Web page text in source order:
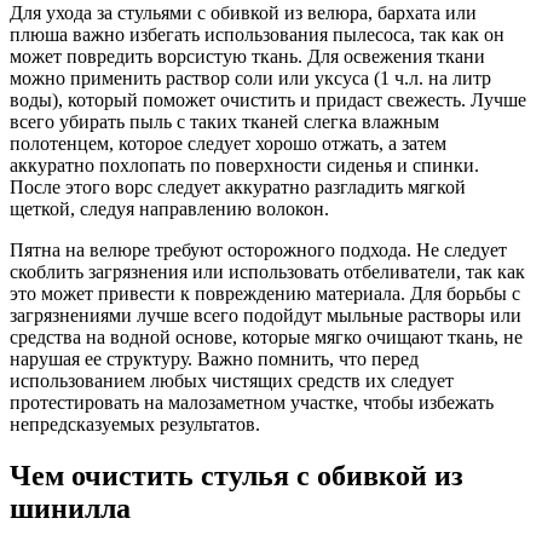
Для ухода за стульями с обивкой из велюра, бархата или
плюша важно избегать использования пылесоса, так как он
может повредить ворсистую ткань. Для освежения ткани
можно применить раствор соли или уксуса (1 ч.л. на литр
воды), который поможет очистить и придаст свежесть. Лучше
всего убирать пыль с таких тканей слегка влажным
полотенцем, которое следует хорошо отжать, а затем
аккуратно похлопать по поверхности сиденья и спинки.
После этого ворс следует аккуратно разгладить мягкой
щеткой, следуя направлению волокон.
Пятна на велюре требуют осторожного подхода. Не следует
скоблить загрязнения или использовать отбеливатели, так как
это может привести к повреждению материала. Для борьбы с
загрязнениями лучше всего подойдут мыльные растворы или
средства на водной основе, которые мягко очищают ткань, не
нарушая ее структуру. Важно помнить, что перед
использованием любых чистящих средств их следует
протестировать на малозаметном участке, чтобы избежать
непредсказуемых результатов.
Чем очистить стулья с обивкой из
шинилла